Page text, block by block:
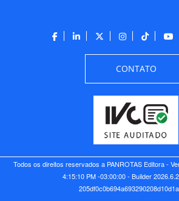
CONTATO
Todos os direitos reservados a PANROTAS Editora -
4:15:10 PM -03:00:00 - Builder